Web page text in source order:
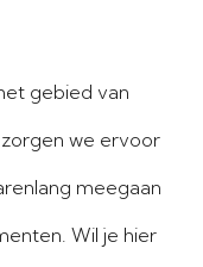
gebied van
we ervoor
meegaan
Wil je hier